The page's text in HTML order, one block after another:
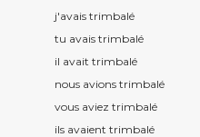
j'avais trimbalé
tu avais trimbalé
il avait trimbalé
nous avions trimbalé
vous aviez trimbalé
ils avaient trimbalé